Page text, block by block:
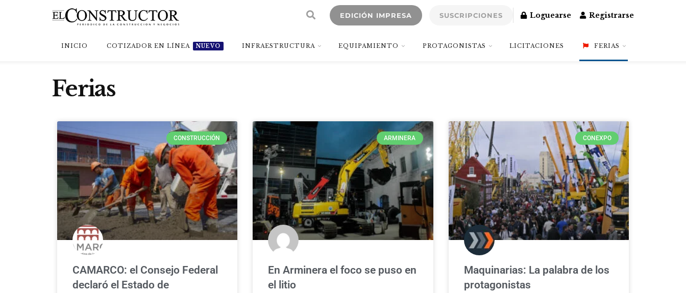
EDICIÓN IMPRESA SUSCRIPCIONES Loguearse Registrarse
INICIO COTIZADOR EN LÍNEA NUEVO INFRAESTRUCTURA EQUIPAMIENTO PROTAGONISTAS LICITACIONES FERIAS
Ferias
CONSTRUCCIÓN
CAMARCO: el Consejo Federal
declaró el Estado de
ARMINERA
En Arminera el foco se puso en
el litio
CONEXPO
Maquinarias: La palabra de los
protagonistas